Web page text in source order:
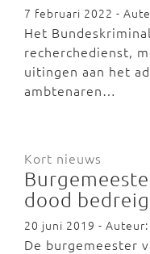
7 februari 2022 -
Het
recherchedienst,
uitingen aan het
ambtenaren…
Kort nieuws
dood
20 juni 2019 -
De burgemeester